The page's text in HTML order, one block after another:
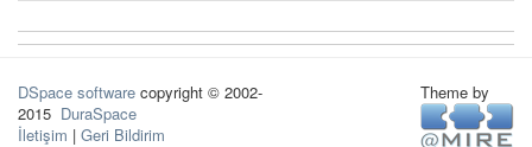
DSpace software copyright © 2002-
2015 DuraSpace
İletişim | Geri Bildirim
Theme by